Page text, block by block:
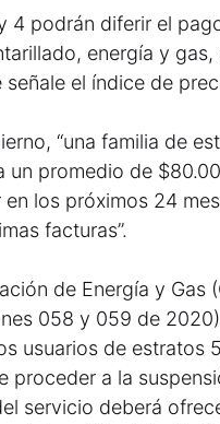
4 podrán diferir el
energía y
el índice de
“una familia de
un promedio de
los próximos 24
facturas”.
de Energía y Gas
058 y 059 de
usuarios de estratos
proceder a la
servicio deberá